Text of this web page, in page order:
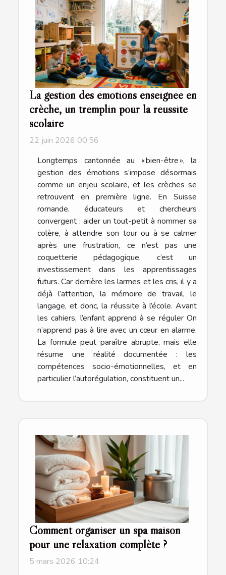
La gestion des émotions enseignée en
crèche, un tremplin pour la réussite
scolaire
22 juin 2026 00:56
Longtemps cantonnée au « bien-être », la
gestion des émotions s’impose désormais
comme un enjeu scolaire, et les crèches se
retrouvent en première ligne. En Suisse
romande, éducateurs et chercheurs
convergent : aider un tout-petit à nommer sa
colère, à attendre son tour ou à se calmer
après une frustration, ce n’est pas une
coquetterie pédagogique, c’est un
investissement dans les apprentissages
futurs. Car derrière les larmes et les cris, il y a
déjà l’attention, la mémoire de travail, le
langage, et donc, la réussite à l’école. Avant
les cahiers, l’enfant apprend à se réguler On
n’apprend pas à lire avec un cœur en alarme.
La formule peut paraître abrupte, mais elle
résume une réalité documentée : les
compétences socio-émotionnelles, et en
particulier l’autorégulation, constituent un...
Comment organiser un spa maison
pour une relaxation complète ?
5 mars 2026 10:24